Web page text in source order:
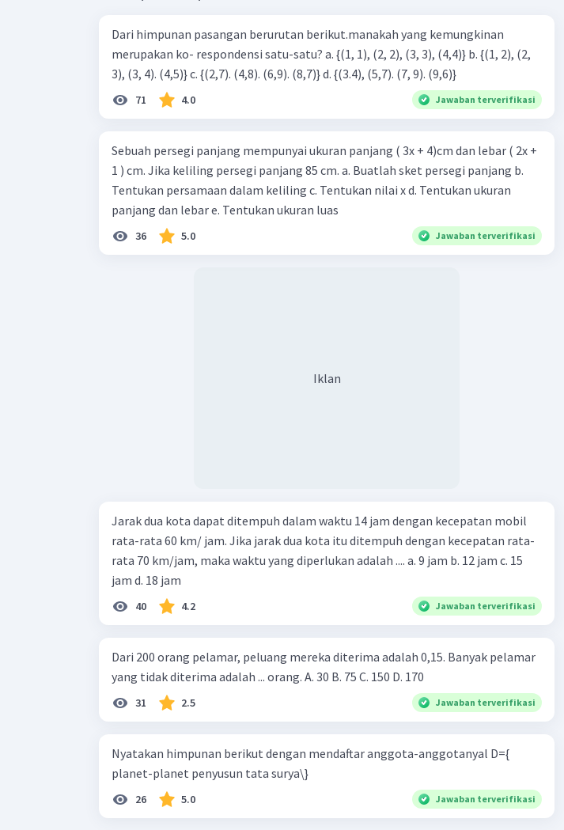
Dari himpunan pasangan berurutan berikut.manakah yang kemungkinan
merupakan ko- respondensi satu-satu? a. {(1, 1), (2, 2), (3, 3), (4,4)} b. {(1, 2), (2,
3), (3, 4). (4,5)} c. {(2,7). (4,8). (6,9). (8,7)} d. {(3.4), (5,7). (7, 9). (9,6)}
71 4.0 Jawaban terverifikasi
Sebuah persegi panjang mempunyai ukuran panjang ( 3x + 4)cm dan lebar ( 2x +
1 ) cm. Jika keliling persegi panjang 85 cm. a. Buatlah sket persegi panjang b.
Tentukan persamaan dalam keliling c. Tentukan nilai x d. Tentukan ukuran
panjang dan lebar e. Tentukan ukuran luas
36 5.0 Jawaban terverifikasi
Iklan
Jarak dua kota dapat ditempuh dalam waktu 14 jam dengan kecepatan mobil
rata-rata 60 km/ jam. Jika jarak dua kota itu ditempuh dengan kecepatan rata-
rata 70 km/jam, maka waktu yang diperlukan adalah .... a. 9 jam b. 12 jam c. 15
jam d. 18 jam
40 4.2 Jawaban terverifikasi
Dari 200 orang pelamar, peluang mereka diterima adalah 0,15. Banyak pelamar
yang tidak diterima adalah ... orang. A. 30 B. 75 C. 150 D. 170
31 2.5 Jawaban terverifikasi
Nyatakan himpunan berikut dengan mendaftar anggota-anggotanyal D={
planet-planet penyusun tata surya\}
26 5.0 Jawaban terverifikasi